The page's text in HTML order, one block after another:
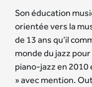
Son éducation
orientée vers la
de 13 ans qu’il
monde du jazz
piano-jazz en
» avec mention.